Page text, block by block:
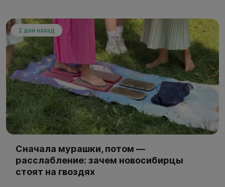
2 дня назад
Сначала мурашки, потом —
расслабление: зачем новосибирцы
стоят на гвоздях